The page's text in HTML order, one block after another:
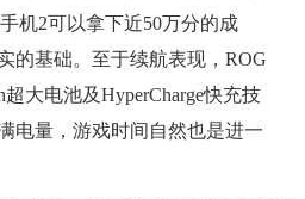
机2可以拿下近50万分的成
的基础。至于续航表现，ROG
大电池及HyperCharge快充技
电量，游戏时间自然也是进一